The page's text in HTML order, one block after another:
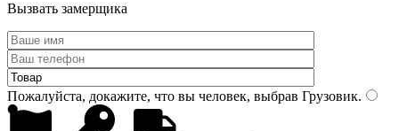
Вызвать замерщика
Пожалуйста, докажите, что вы человек, выбрав Грузовик.